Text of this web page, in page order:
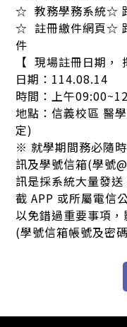
☆ 教務學務系統☆
☆ 註冊繳件網頁☆
件
【 現場註冊日期，
日期：114.08.14
時間：上午
地點：信義校區 醫
定)
※ 就學期間務必隨
訊及學號信箱(學號
訊是採系統大量發
截 APP 或所屬電信
以免錯過重要事項，
(學號信箱帳號及密